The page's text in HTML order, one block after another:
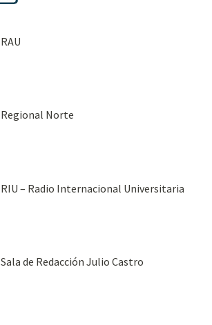
RAU
Regional Norte
RIU – Radio Internacional Universitaria
Sala de Redacción Julio Castro